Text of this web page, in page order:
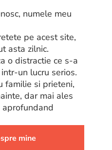
numele meu
pe acest site,
asta zilnic.
o distractie ce s-a
un lucru serios.
familie si prieteni,
dar mai ales
mine